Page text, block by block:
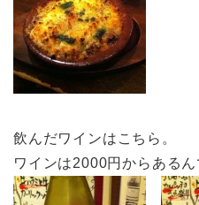
飲んだワインはこちら。
ワインは2000円からあるん